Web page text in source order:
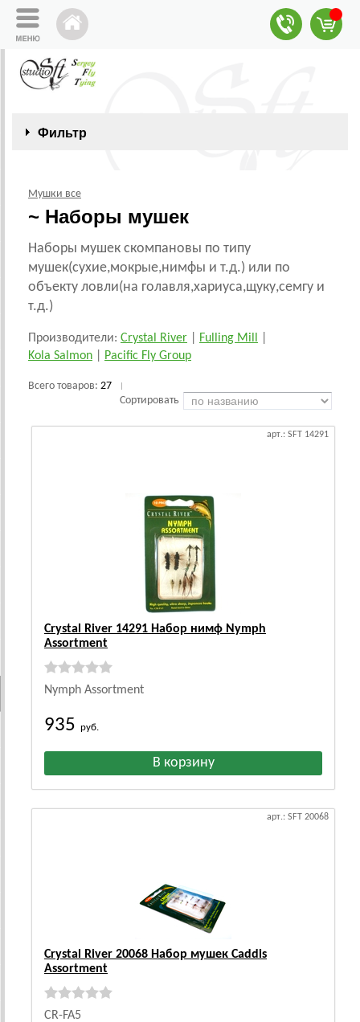
Фильтр
Мушки все
~ Наборы мушек
Наборы мушек скомпановы по типу
мушек(сухие,мокрые,нимфы и т.д.) или по
объекту ловли(на голавля,хариуса,щуку,семгу и
т.д.)
Производители: Crystal River Fulling Mill
Kola Salmon
Pacific Fly Group
Всего товаров: 27
Сортировать
арт.: SFT 14291
Crystal River 14291 Набор нимф Nymph
Assortment
Nymph Assortment
935 руб.
арт.: SFT 20068
Crystal River 20068 Набор мушек Caddis
Assortment
CR-FA5